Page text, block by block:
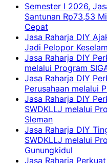
Semester I 2026,
Santunan Rp73,53
Cepat
Jasa Raharja DIY
Jadi Pelopor
Jasa Raharja DIY
melalui Program
Jasa Raharja DIY
Perusahaan melalui
Jasa Raharja DIY
SWDKLLJ melalui
Sleman
Jasa Raharja DIY
SWDKLLJ melalui
Gunungkidul
Jasa Raharja